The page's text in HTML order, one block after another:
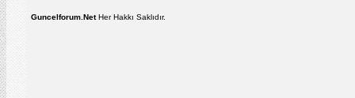
Guncelforum.NetHer Hakkı Saklıdır.